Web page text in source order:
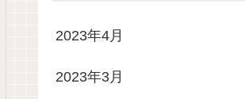
2023年4月
2023年3月